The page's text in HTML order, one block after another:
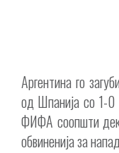
Аргентина го
од Шпанија со 1-
ФИФА соопшти
обвиненија за